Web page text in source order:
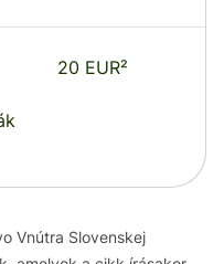
20 EUR²
Vnútra Slovenskej